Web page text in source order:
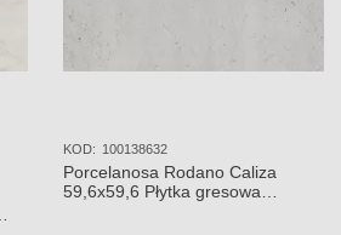
KOD:
Porcelanosa Prada